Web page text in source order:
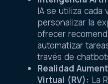
IA se utiliza cada
personalizar la
ofrecer
automatizar
través de
Realidad
Virtual (RV): La